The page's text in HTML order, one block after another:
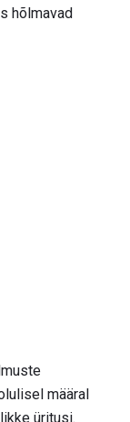
hõlmavad
määral
üritusi.